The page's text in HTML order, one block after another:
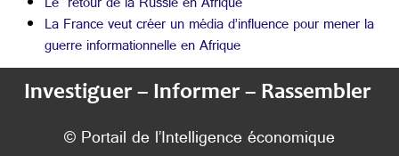
La France veut créer un média d’influence pour mener la
guerre informationnelle en Afrique
Investiguer – Informer – Rassembler
© Portail de l’Intelligence économique